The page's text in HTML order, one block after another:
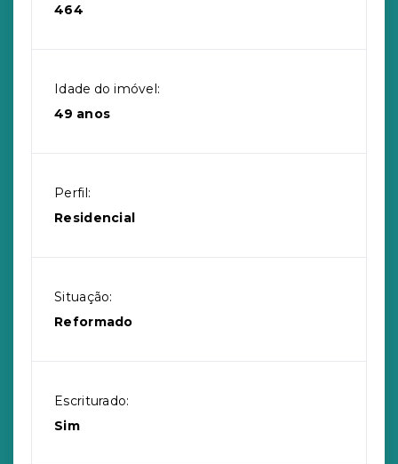
464
Idade do imóvel:
49 anos
Perfil:
Residencial
Situação:
Reformado
Escriturado:
Sim